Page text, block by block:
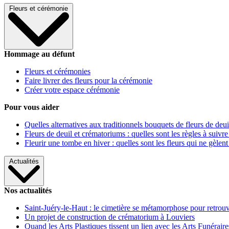
Fleurs et cérémonie
Hommage au défunt
Fleurs et cérémonies
Faire livrer des fleurs pour la cérémonie
Créer votre espace cérémonie
Pour vous aider
Quelles alternatives aux traditionnels bouquets de fleurs de
Fleurs de deuil et crématoriums : quelles sont les règles à
Fleurir une tombe en hiver : quelles sont les fleurs qui ne gèlent
Actualités
Nos actualités
Saint-Juéry-le-Haut : le cimetière se métamorphose pour
Un projet de construction de crématorium à Louviers
Quand les Arts Plastiques tissent un lien avec les Arts